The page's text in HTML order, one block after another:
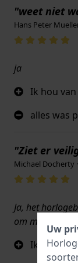
"weet niet
Hans Peter
ja
Ik hou
alles was
"Ziet er
Michael Docherty
Ja, het
om mijn pols.
Ik vind de
Uw